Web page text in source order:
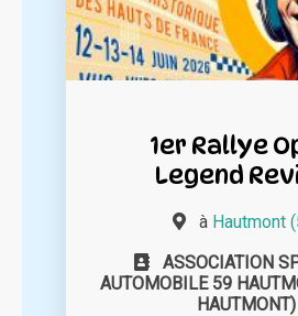
1er Rallye
Legend
à Hautmont
ASSOCIATION
AUTOMOBILE 59
HAUTMONT)